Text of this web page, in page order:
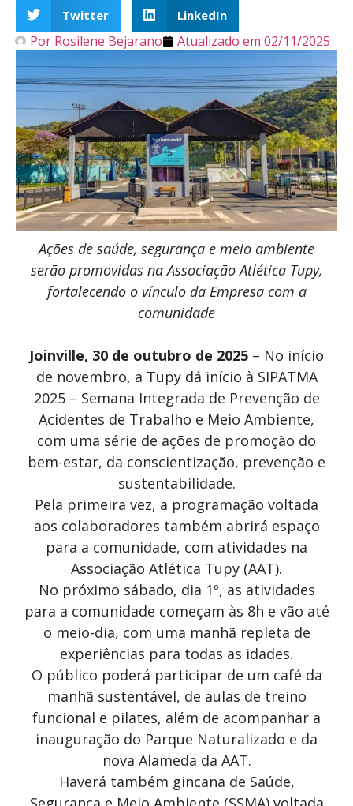
Twitter LinkedIn
Por Rosilene Bejarano Atualizado em 02/11/2025
Ações de saúde, segurança e meio ambiente
serão promovidas na Associação Atlética Tupy,
fortalecendo o vínculo da Empresa com a
comunidade
Joinville, 30 de outubro de 2025 – No início
de novembro, a Tupy dá início à SIPATMA
2025 – Semana Integrada de Prevenção de
Acidentes de Trabalho e Meio Ambiente,
com uma série de ações de promoção do
bem-estar, da conscientização, prevenção e
sustentabilidade.
Pela primeira vez, a programação voltada
aos colaboradores também abrirá espaço
para a comunidade, com atividades na
Associação Atlética Tupy (AAT).
No próximo sábado, dia 1º, as atividades
para a comunidade começam às 8h e vão até
o meio-dia, com uma manhã repleta de
experiências para todas as idades.
O público poderá participar de um café da
manhã sustentável, de aulas de treino
funcional e pilates, além de acompanhar a
inauguração do Parque Naturalizado e da
nova Alameda da AAT.
Haverá também gincana de Saúde,